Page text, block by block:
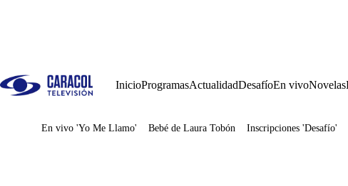
InicioProgramasActualidadDesafíoEn vivoNovelas
Juegos
En vivo 'Yo Me Llamo' Bebé de Laura Tobón Inscripciones 'Desafío'